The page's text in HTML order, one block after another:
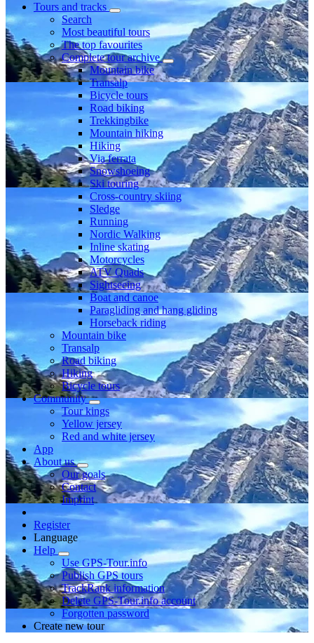
Tours and tracks
Search
Most beautiful tours
The top favourites
Complete tour archive
Mountain bike
Transalp
Bicycle tours
Road biking
Trekkingbike
Mountain hiking
Hiking
Via ferrata
Snowshoeing
Ski touring
Cross-country skiing
Sledge
Running
Nordic Walking
Inline skating
Motorcycles
ATV Quads
Sightseeing
Boat and canoe
Paragliding and hang gliding
Horseback riding
Mountain bike
Transalp
Road biking
Hiking
Bicycle tours
Community
Tour kings
Yellow jersey
Red and white jersey
App
About us
Our goals
Contact
Imprint
Register
Language
Help
Use GPS-Tour.info
Publish GPS tours
TrackRank information
Delete GPS-Tour.info account
Forgotten password
Create new tour